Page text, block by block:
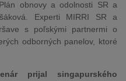
obnovy a odolnosti SR a
Experti MIRRI SR a
s poľskými partnermi o
odborných panelov, ktoré
prijal singapurského